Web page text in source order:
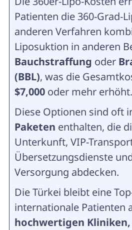
Patienten die 360-Grad-
anderen Verfahren
Liposuktion in anderen
Bauchstraffung oder
(BBL), was die
$7,000oder mehr erhöht.
Diese Optionen sind oft
Paketen enthalten, die
Unterkunft, VIP-
Übersetzungsdienste
Versorgung abdecken.
Die Türkei bleibt eine
internationale Patienten
hochwertigen